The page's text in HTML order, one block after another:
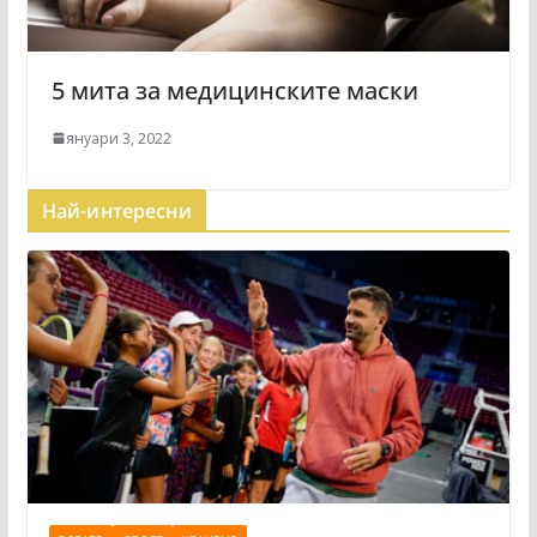
5 мита за медицинските маски
януари 3, 2022
Най-интересни